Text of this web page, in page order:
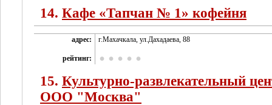
14. Кафе «Тапчан № 1» кофейня
адрес: г.Махачкала, ул.Дахадаева, 88
рейтинг:
15. Культурно-развлекательный
ООО "Москва"